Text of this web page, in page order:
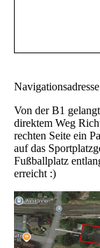
Von der B1
direktem Weg
rechten Seite ein
auf das
Fußballplatz
erreicht :)